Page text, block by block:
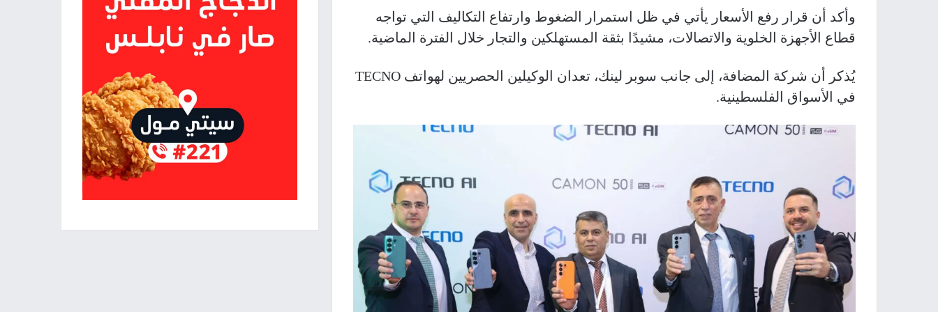
وأكد أن قرار رفع الأسعار يأتي في ظل استمرار الضغوط وارتفاع التكاليف التي تواجه
قطاع الأجهزة الخلوية والاتصالات، مشيدًا بثقة المستهلكين والتجار خلال الفترة الماضية.
يُذكر أن شركة المضافة، إلى جانب سوبر لينك، تعدان الوكيلين الحصريين لهواتف TECNO
في الأسواق الفلسطينية.